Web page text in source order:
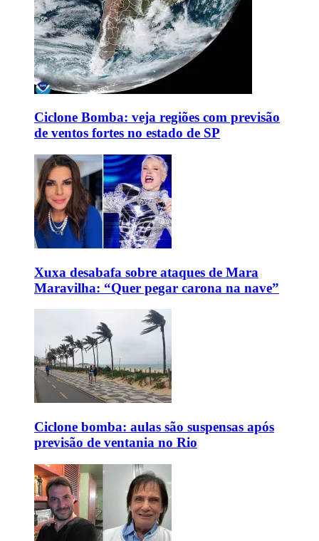
Ciclone Bomba: veja regiões com previsão
de ventos fortes no estado de SP
Xuxa desabafa sobre ataques de Mara
Maravilha: “Quer pegar carona na nave”
Ciclone bomba: aulas são suspensas após
previsão de ventania no Rio